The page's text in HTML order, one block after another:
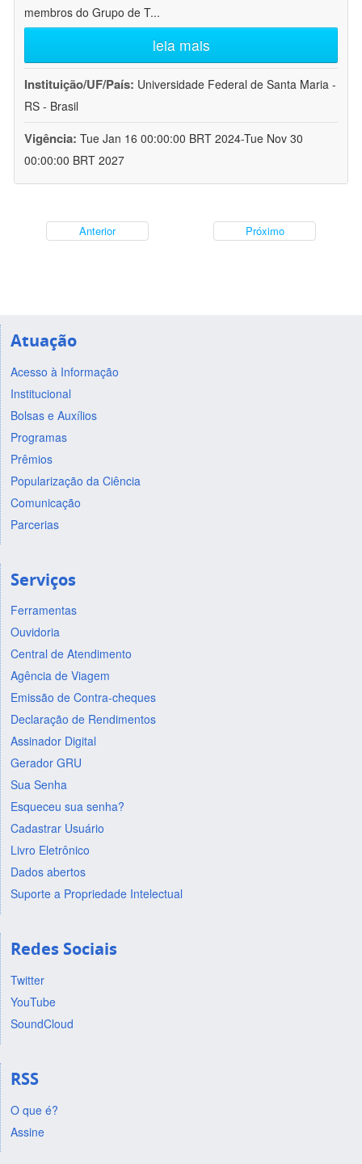
membros do Grupo de T...
leia mais
Instituição/UF/País: Universidade Federal de Santa Maria -
RS - Brasil
Vigência: Tue Jan 16 00:00:00 BRT 2024-Tue Nov 30
00:00:00 BRT 2027
Anterior Próximo
Atuação
Acesso à Informação
Institucional
Bolsas e Auxílios
Programas
Prêmios
Popularização da Ciência
Comunicação
Parcerias
Serviços
Ferramentas
Ouvidoria
Central de Atendimento
Agência de Viagem
Emissão de Contra-cheques
Declaração de Rendimentos
Assinador Digital
Gerador GRU
Sua Senha
Esqueceu sua senha?
Cadastrar Usuário
Livro Eletrônico
Dados abertos
Suporte a Propriedade Intelectual
Redes Sociais
Twitter
YouTube
SoundCloud
RSS
O que é?
Assine